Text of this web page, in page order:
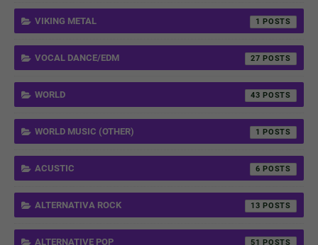
VIKING METAL 1
VOCAL DANCE/EDM 27
WORLD 43
WORLD MUSIC (OTHER) 1
ACUSTIC 6
ALTERNATIVA ROCK 13
ALTERNATIVE POP 51